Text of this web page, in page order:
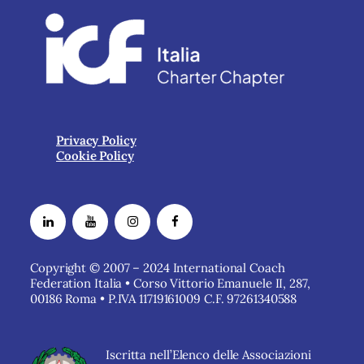
Privacy Policy
Cookie Policy
Copyright © 2007 – 2024 International Coach
Federation Italia • Corso Vittorio Emanuele II, 287,
00186 Roma • P.IVA 11719161009 C.F. 97261340588
Iscritta nell’Elenco delle Associazioni